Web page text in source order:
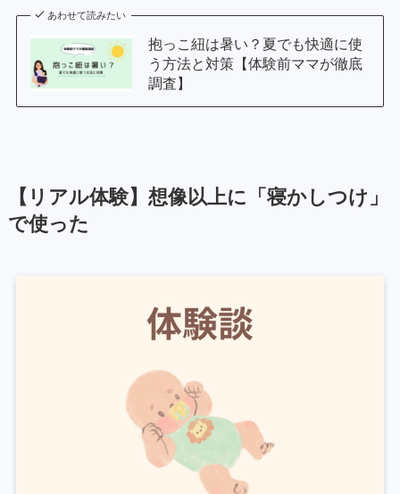
あわせて読みたい
抱っこ紐は暑い？夏でも快適に使
う方法と対策【体験前ママが徹底
調査】
【リアル体験】想像以上に「寝かしつけ」
で使った